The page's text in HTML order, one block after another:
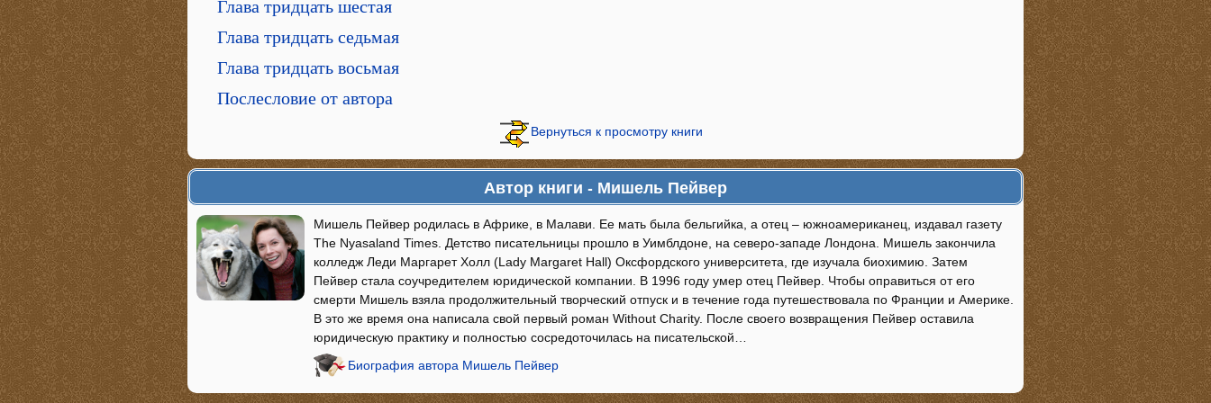
Глава тридцать шестая
Глава тридцать седьмая
Глава тридцать восьмая
Послесловие от автора
Вернуться к просмотру книги
Автор книги - Мишель Пейвер
Мишель Пейвер родилась в Африке, в Малави. Ее мать была бельгийка, а отец – южноамериканец, издавал газету
The Nyasaland Times. Детство писательницы прошло в Уимблдоне, на северо-западе Лондона. Мишель закончила
колледж Леди Маргарет Холл (Lady Margaret Hall) Оксфордского университета, где изучала биохимию. Затем
Пейвер стала соучредителем юридической компании. В 1996 году умер отец Пейвер. Чтобы оправиться от его
смерти Мишель взяла продолжительный творческий отпуск и в течение года путешествовала по Франции и Америке.
В это же время она написала свой первый роман Without Charity. После своего возвращения Пейвер оставила
юридическую практику и полностью сосредоточилась на писательской…
Биография автора Мишель Пейвер